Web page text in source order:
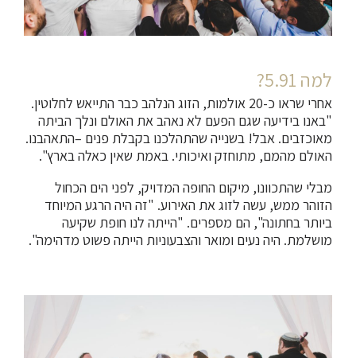
למה 5.91?
אחרי שראו כ-20 אולמות, הזוג הנלהב כבר התייאש לחלוטין.
"באנו בידיעה שגם הפעם לא נאהב את האולם ונלך הביתה
מאוכזבים. אבל! בשנייה שהתהלכנו בקבלת פנים –התאהבנו.
האולם מהמם, מתוחזק ואיכותי. באמת שאין כאלה בארץ".
מבלי שהתכוונו, מיקום החופה המדויק, לפני הים הכחול
הזוהר ממש, עשה לזוג את האירוע. "זה היה הרגע המיוחד
ביותר בחתונה", הם מספרים. "הייתה לנו חופת שקיעה
מושלמת. היה נעים ומואר והצבעוניות הייתה פשוט מדהימה".